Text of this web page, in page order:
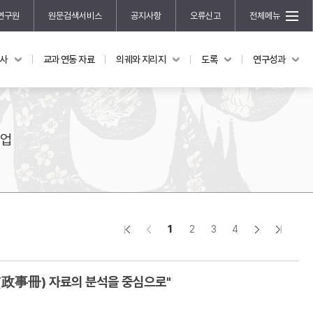
구원 원문검색서비스 공지사항 오류신고 전체메뉴
도록
규장각 소장품 해설
연구성과
신진학자 초청 연구교류 사업
규장각-산기 연구비 지원 사업
기획연구
교과 연동 자료 의궤와 지리지 도록 연구성과
1 2 3 4
성 – 규장각 소장 ‘정사책’(政事冊) 자료의 분석을 중심으로"